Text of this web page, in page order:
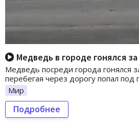
Медведь в городе гонялся
Медведь посреди города гонялся
перебегая через дорогу попал
Мир
Подробнее